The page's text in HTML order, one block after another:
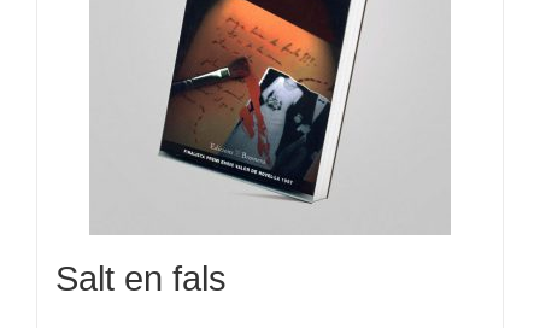
Salt en fals